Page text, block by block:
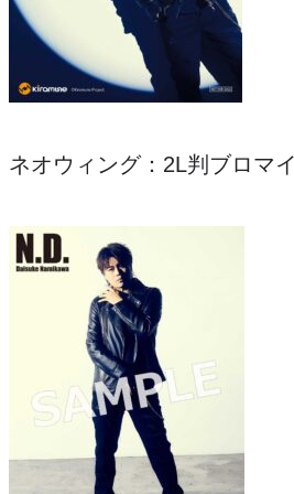
ネオウィング：2L判ブロマ